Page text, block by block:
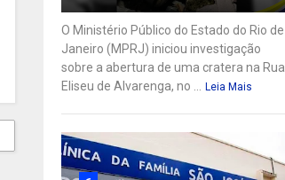
O Ministério Público do Estado do Rio de
Janeiro (MPRJ) iniciou investigação
sobre a abertura de uma cratera na Rua
Eliseu de Alvarenga, no ... Leia Mais